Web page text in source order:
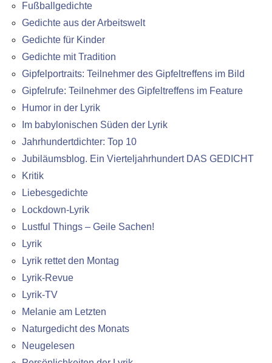
Fußballgedichte
Gedichte aus der Arbeitswelt
Gedichte für Kinder
Gedichte mit Tradition
Gipfelportraits: Teilnehmer des Gipfeltreffens im Bild
Gipfelrufe: Teilnehmer des Gipfeltreffens im Feature
Humor in der Lyrik
Im babylonischen Süden der Lyrik
Jahrhundertdichter: Top 10
Jubiläumsblog. Ein Vierteljahrhundert DAS GEDICHT
Kritik
Liebesgedichte
Lockdown-Lyrik
Lustful Things – Geile Sachen!
Lyrik
Lyrik rettet den Montag
Lyrik-Revue
Lyrik-TV
Melanie am Letzten
Naturgedicht des Monats
Neugelesen